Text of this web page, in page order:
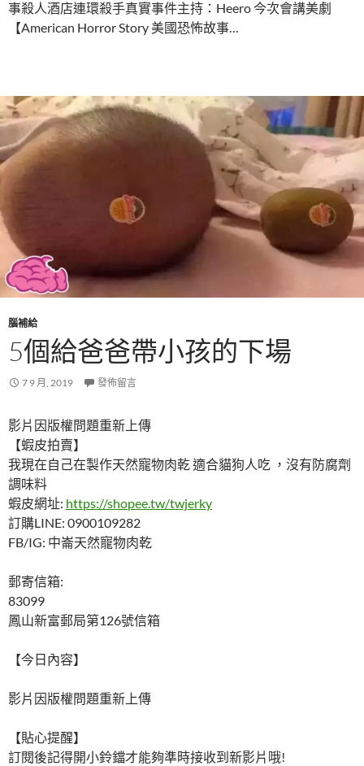
事殺人酒店連環殺手真實事件主持：Heero 今次會講美劇
【American Horror Story 美國恐怖故事…
腦補給
5個給爸爸帶小孩的下場
7 9 月, 2019 發佈留言
影片因版權問題重新上傳
【蝦皮拍賣】
我現在自己在製作天然寵物肉乾 適合貓狗人吃 ，沒有防腐劑
調味料
蝦皮網址: https://shopee.tw/twjerky
訂購LINE: 0900109282
FB/IG: 中崙天然寵物肉乾
郵寄信箱:
83099
鳳山新富郵局第126號信箱
【今日內容】
影片因版權問題重新上傳
【貼心提醒】
訂閱後記得開小鈴鐺才能夠準時接收到新影片哦!